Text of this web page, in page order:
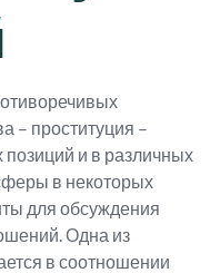
– проституция –
позиций и в различных
в некоторых
для обсуждения
Одна из
в соотношении